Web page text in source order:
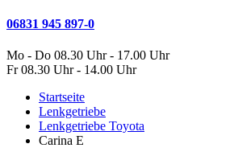
06831 945 897-0
Mo - Do 08.30 Uhr - 17.00 Uhr
Fr 08.30 Uhr - 14.00 Uhr
Startseite
Lenkgetriebe
Lenkgetriebe Toyota
Carina E